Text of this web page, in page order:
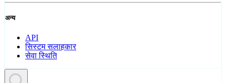
अन्य
API
सिस्टम सलाहकार
सेवा स्थिति